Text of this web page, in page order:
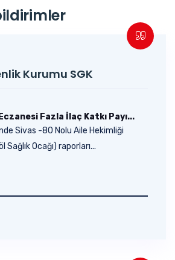
Kurumu SGK
Fazla İlaç Katkı Payı...
Sivas -80 Nolu Aile Hekimliği
Ocağı) raporları...